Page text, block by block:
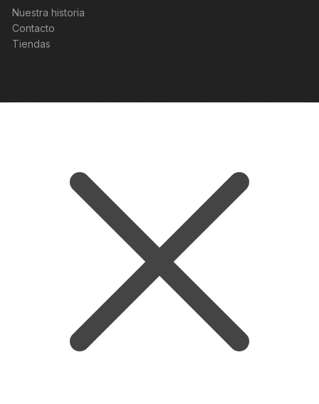
Nuestra historia
Contacto
Tiendas